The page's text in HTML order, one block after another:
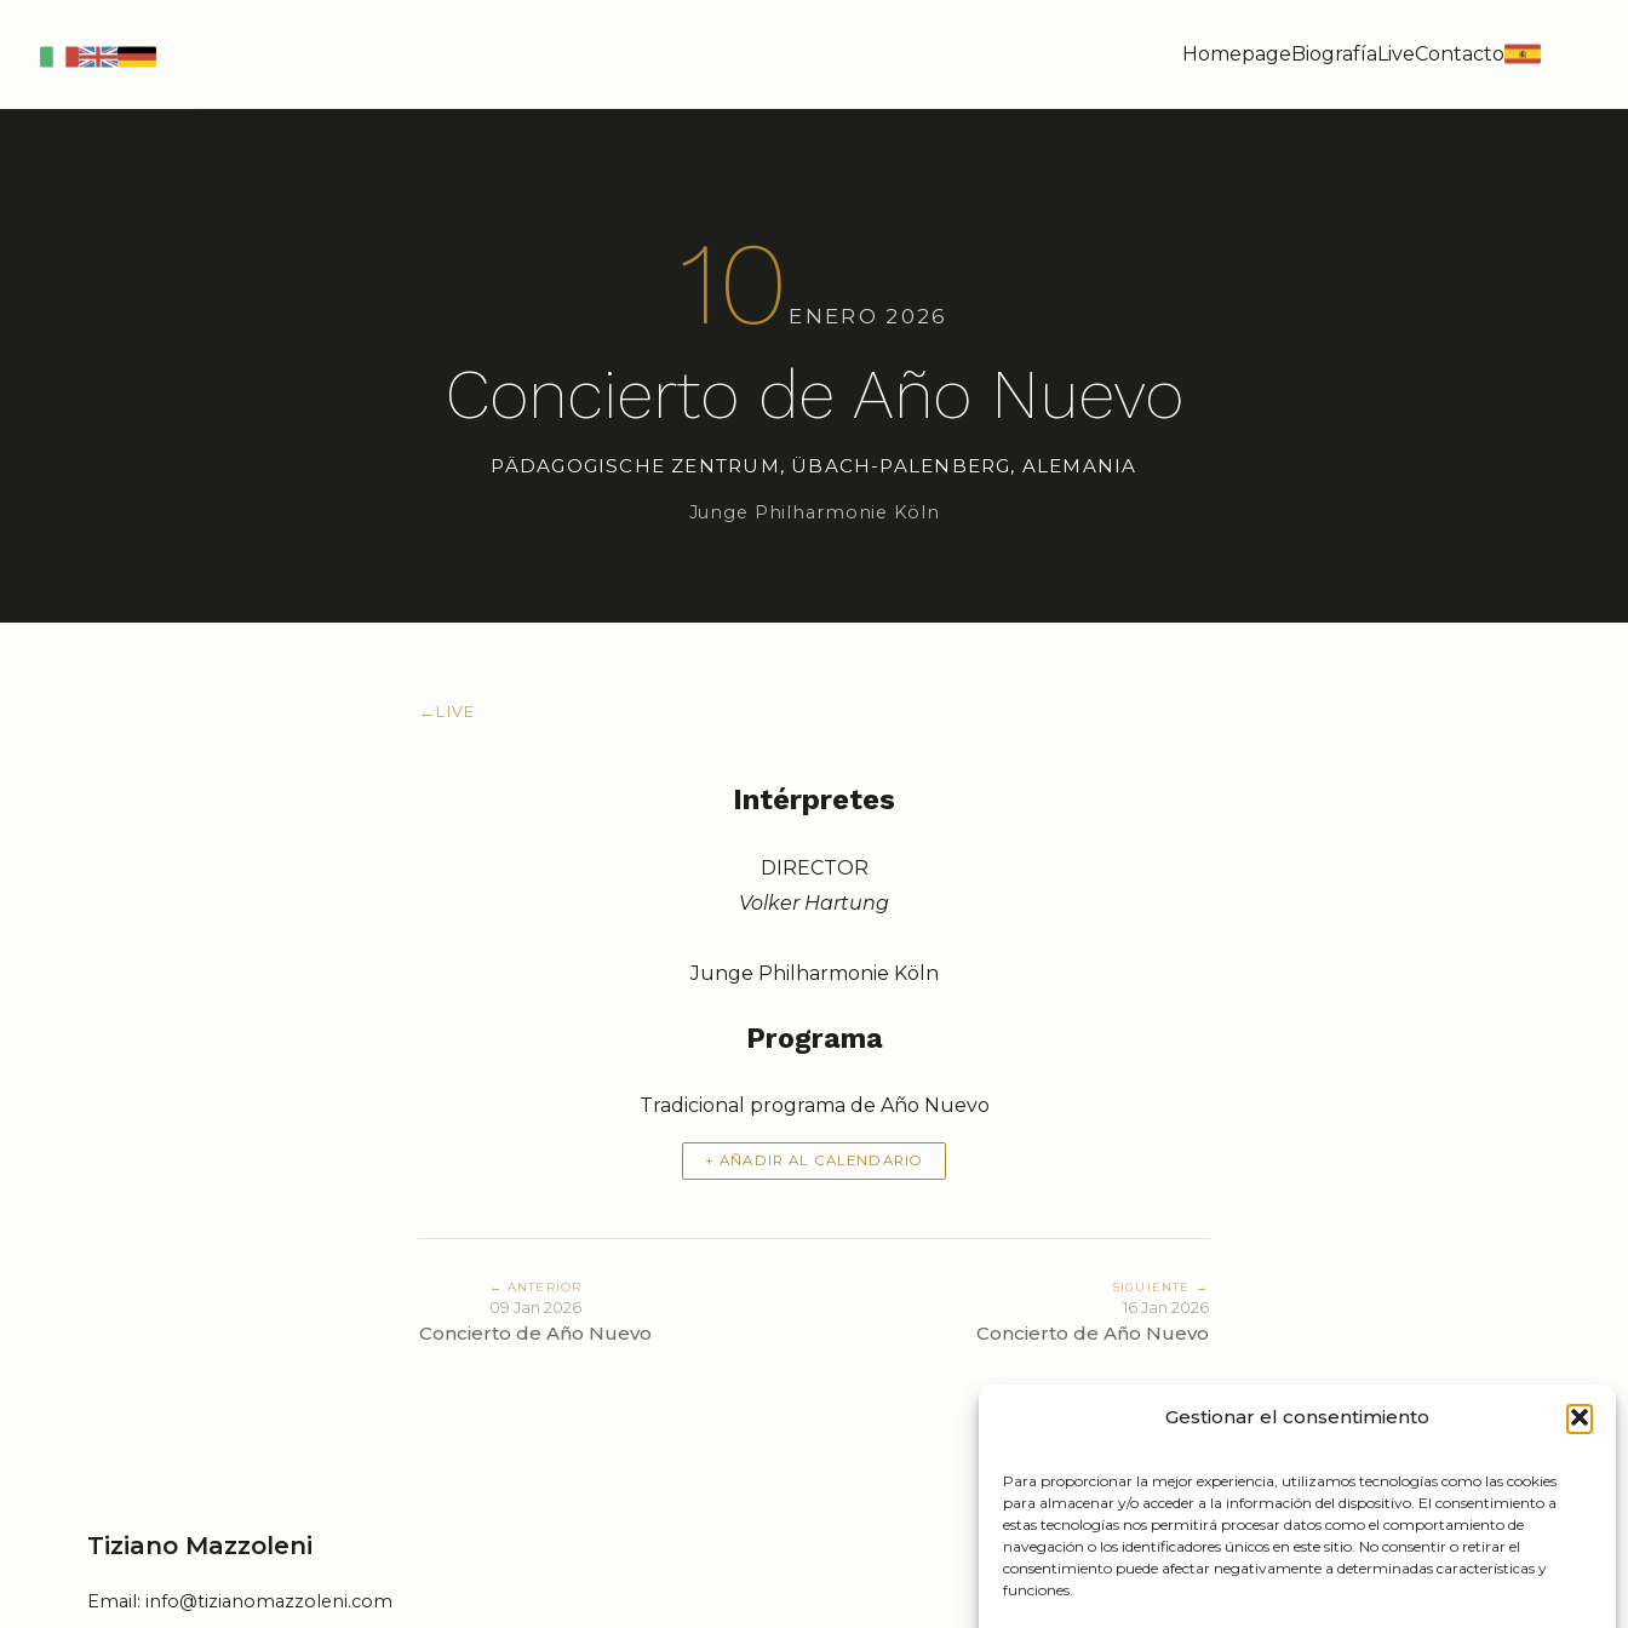
Gestionar el consentimiento
Para proporcionar la mejor experiencia, utilizamos tecnologías como las cookies
para almacenar y/o acceder a la información del dispositivo. El consentimiento a
estas tecnologías nos permitirá procesar datos como el comportamiento de
navegación o los identificadores únicos en este sitio. No consentir o retirar el
consentimiento puede afectar negativamente a determinadas características y
funciones.
HomepageBiografíaLiveContacto es
EN DE
10 ENERO 2026
Concierto de Año Nuevo
PÄDAGOGISCHE ZENTRUM, ÜBACH-PALENBERG, ALEMANIA
Junge Philharmonie Köln
← LIVE
Intérpretes
DIRECTOR
Volker Hartung
Junge Philharmonie Köln
Programa
Tradicional programa de Año Nuevo
+ AÑADIR AL CALENDARIO
← ANTERIOR
09 Jan 2026
Concierto de Año Nuevo
SIGUIENTE →
16 Jan 2026
Concierto de Año Nuevo
Tiziano Mazzoleni
Email: info@tizianomazzoleni.com